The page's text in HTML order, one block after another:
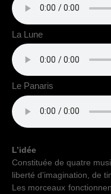
La Lune
Le Panaris
L’idée
Constituée de quatre
liberté d’imagination, de
Les morceaux